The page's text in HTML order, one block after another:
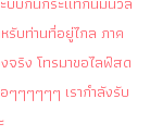
รับท่านที่อยู่ไกล ภาค
ริง โทรมาขอไลฟ์สด
ๆๆๆๆๆๆ เรากำลังรับ